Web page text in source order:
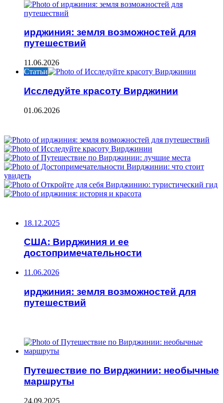
ирджиния: земля возможностей для
путешествий
11.06.2026
Статьи
Исследуйте красоту Вирджинии
01.06.2026
18.12.2025
США: Вирджиния и ее
достопримечательности
11.06.2026
ирджиния: земля возможностей для
путешествий
Путешествие по Вирджинии: необычные
маршруты
24.09.2025